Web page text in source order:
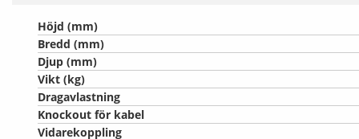
Höjd (mm)
Bredd (mm)
Djup (mm)
Vikt (kg)
Dragavlastning
Knockout för kabel
Vidarekoppling